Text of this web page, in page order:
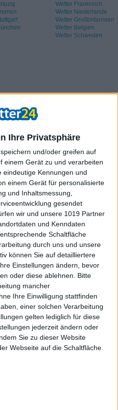
Ihre Privatsphäre
und/oder greifen auf
einem Gerät zu und verarbeiten
eindeutige Kennungen und
einem Gerät für personalisierte
und Inhaltsmessung,
gesendet
wir und unsere 1019 Partner
und Kenndaten
Schaltfläche
durch uns und unsere
können Sie auf detailliertere
Einstellungen ändern, bevor
oder diese ablehnen.
Bitte
mancher
Ihre Einwilligung stattfinden
einer solchen Verarbeitung
gelten lediglich für diese
jederzeit ändern oder
Sie zu dieser Website
Webseite auf die Schaltfläche
Wetter Frankreich
Wetter Niederlande
Wetter Großbritannien
Wetter Belgien
Wetter Schweden